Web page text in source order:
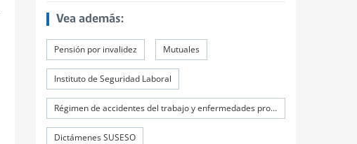
Vea además:
Pensión por invalidez Mutuales
Instituto de Seguridad Laboral
Régimen de accidentes del trabajo y enfermedades profesionales
Dictámenes SUSESO